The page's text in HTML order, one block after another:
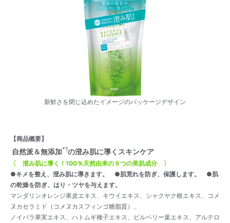
新鮮さを閉じ込めたイメージのパッケージデザイン
【商品概要】
自然派＆無添加*1の澄み肌に導くスキンケア
〔 澄み肌に導く！100％天然由来の９つの美肌成分 〕
●キメを整え、澄み肌に導きます。 ●肌荒れを防ぎ、保護します。 ●肌
の乾燥を防ぎ、はり・ツヤを与えます。
マンダリンオレンジ果皮エキス、キウイエキス、シャクヤク根エキス、コメ
ヌカセラミド（コメヌカスフィンゴ糖脂質）、
ノイバラ果実エキス、ハトムギ種子エキス、ビルベリー葉エキス、アルテロ